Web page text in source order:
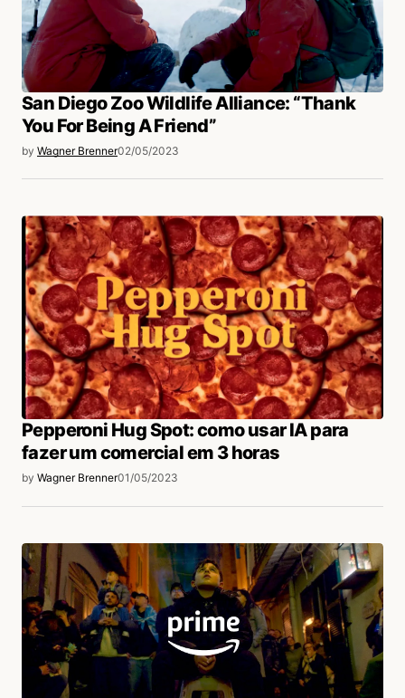
San Diego Zoo Wildlife Alliance: “Thank
You For Being A Friend”
by Wagner Brenner02/05/2023
Pepperoni Hug Spot: como usar IA para
fazer um comercial em 3 horas
by Wagner Brenner01/05/2023